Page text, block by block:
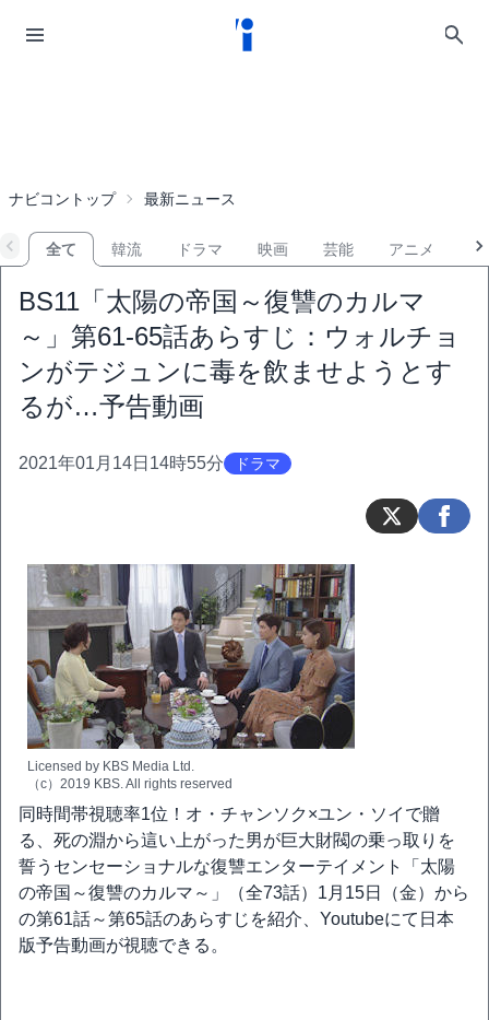
ナビコントップ 最新ニュース
全て 韓流 ドラマ 映画 芸能 アニメ
BS11「太陽の帝国～復讐のカルマ
～」第61-65話あらすじ：ウォルチョ
ンがテジュンに毒を飲ませようとす
るが…予告動画
2021年01月14日14時55分 ドラマ
Licensed by KBS Media Ltd.
（c）2019 KBS. All rights reserved
同時間帯視聴率1位！オ・チャンソク×ユン・ソイで贈
る、死の淵から這い上がった男が巨大財閥の乗っ取りを
誓うセンセーショナルな復讐エンターテイメント「太陽
の帝国～復讐のカルマ～」（全73話）1月15日（金）から
の第61話～第65話のあらすじを紹介、Youtubeにて日本
版予告動画が視聴できる。